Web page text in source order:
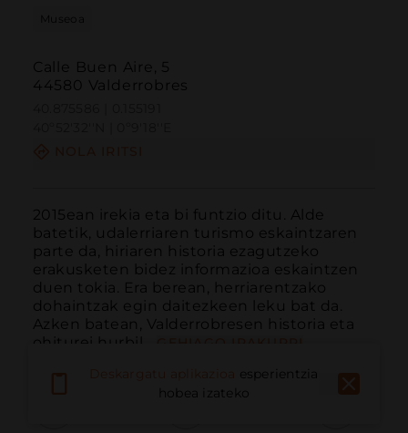
Museoa
Calle Buen Aire, 5
44580 Valderrobres
2015ean irekia eta bi funtzio ditu. Alde
batetik, udalerriaren turismo eskaintzaren
parte da, hiriaren historia ezagutzeko
erakusketen bidez informazioa eskaintzen
duen tokia. Era berean, herriarentzako
dohaintzak egin daitezkeen leku bat da.
Azken batean, Valderrobresen historia eta
ohiturei hurbil...
esperientzia
hobea izateko